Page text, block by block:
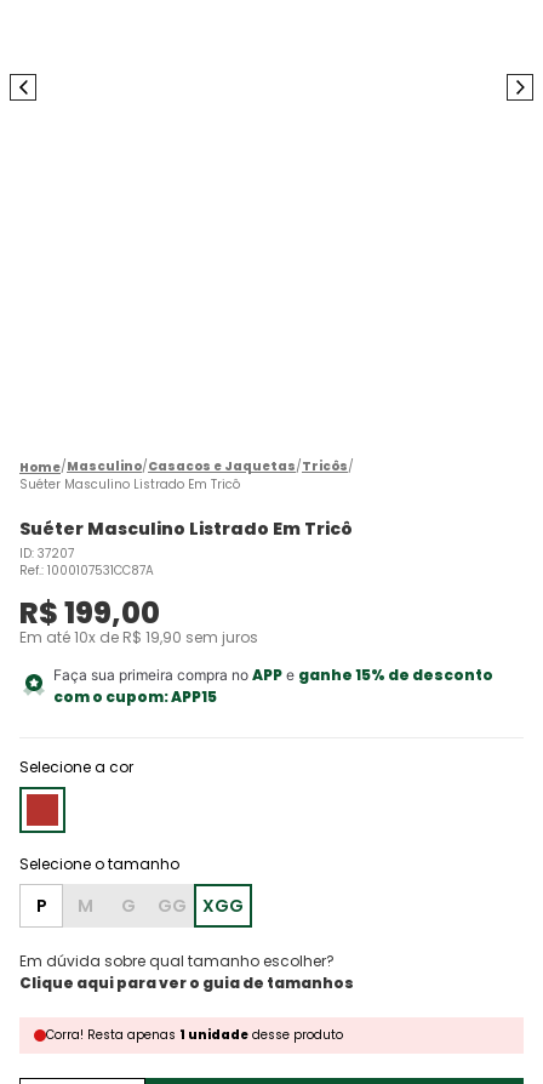
Masculino Casacos e Jaquetas Tricôs
Suéter Masculino Listrado Em Tricô
Suéter Masculino Listrado Em Tricô
ID: 37207
Ref.: 1000107531CC87A
R$199,00
Em até10x de R$ 19,90 sem juros
Faça sua primeira compra no APPe ganhe 15% de desconto
com o cupom:APP15
Selecione a cor
P M G GG XGG
Em dúvida sobre qual tamanho escolher?
Corra! Resta apenas 1 unidade desse produto